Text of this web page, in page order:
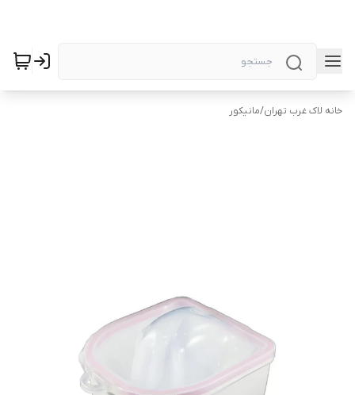
خانه لاک غرب تهران/مانیکور